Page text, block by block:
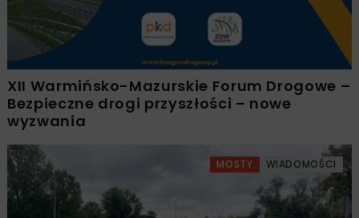
XII Warmińsko-Mazurskie Forum Drogowe –
Bezpieczne drogi przyszłości – nowe
wyzwania
MOSTY WIADOMOŚCI